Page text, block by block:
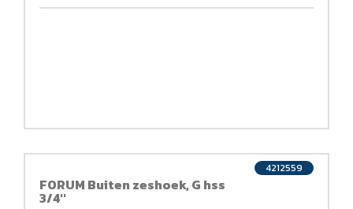
FORUM Buiten zeshoek, G hss
3/4''
4212559